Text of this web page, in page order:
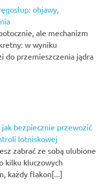
objawy,
ale mechanizm
w wyniku
do przemieszczenia jądra
bezpiecznie przewozić
lotniskowej
zabrać ze sobą ulubione
kilku kluczowych
każdy flakon[...]